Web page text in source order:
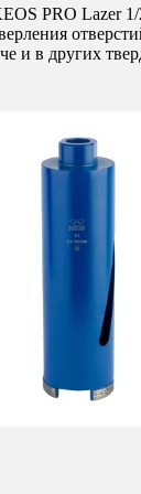
PRO Lazer 1/
и в других